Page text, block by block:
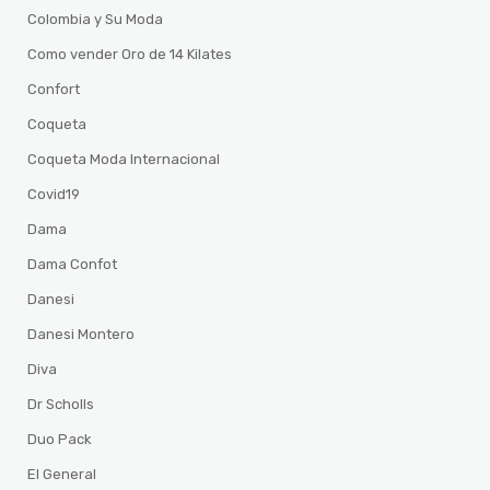
Colombia y Su Moda
Como vender Oro de 14 Kilates
Confort
Coqueta
Coqueta Moda Internacional
Covid19
Dama
Dama Confot
Danesi
Danesi Montero
Diva
Dr Scholls
Duo Pack
El General